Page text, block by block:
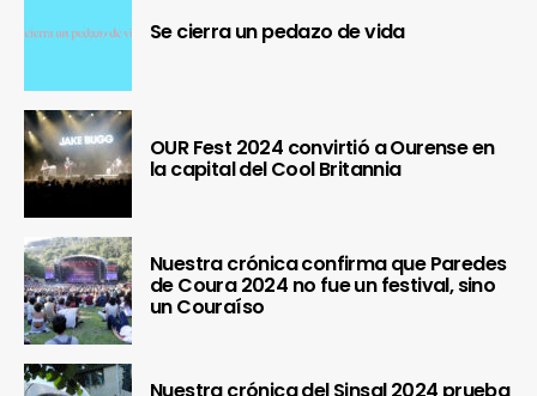
Se cierra un pedazo de vida
OUR Fest 2024 convirtió a Ourense en
la capital del Cool Britannia
Nuestra crónica confirma que Paredes
de Coura 2024 no fue un festival, sino
un Couraíso